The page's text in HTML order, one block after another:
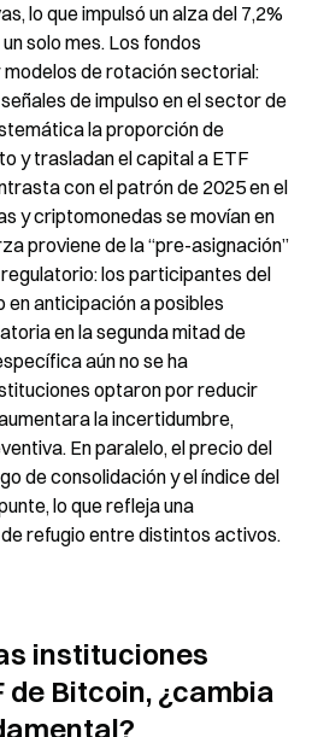
lo que impulsó un alza del 7,2%
solo mes. Los fondos
de rotación sectorial:
de impulso en el sector de
la proporción de
y trasladan el capital a ETF
con el patrón de 2025 en el
y criptomonedas se movían en
proviene de la “pre-asignación”
los participantes del
anticipación a posibles
en la segunda mitad de
aún no se ha
optaron por reducir
la incertidumbre,
En paralelo, el precio del
de consolidación y el índice del
lo que refleja una
refugio entre distintos activos.
instituciones
de Bitcoin, ¿cambia